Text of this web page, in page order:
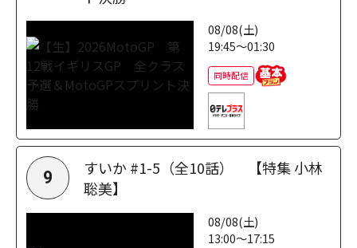
08/08(土)
19:45～01:30
同時配信
9
すいか #1-5（全10話） 【特集 小林
聡美】
08/08(土)
13:00～17:15